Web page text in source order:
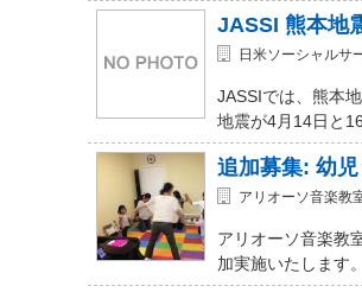
JASSI 熊本地
日米ソーシャルサ
JASSIでは、熊本
地震が4月14日と
追加募集: 幼
アリオーソ音楽教
アリオーソ音楽教
加実施いたします